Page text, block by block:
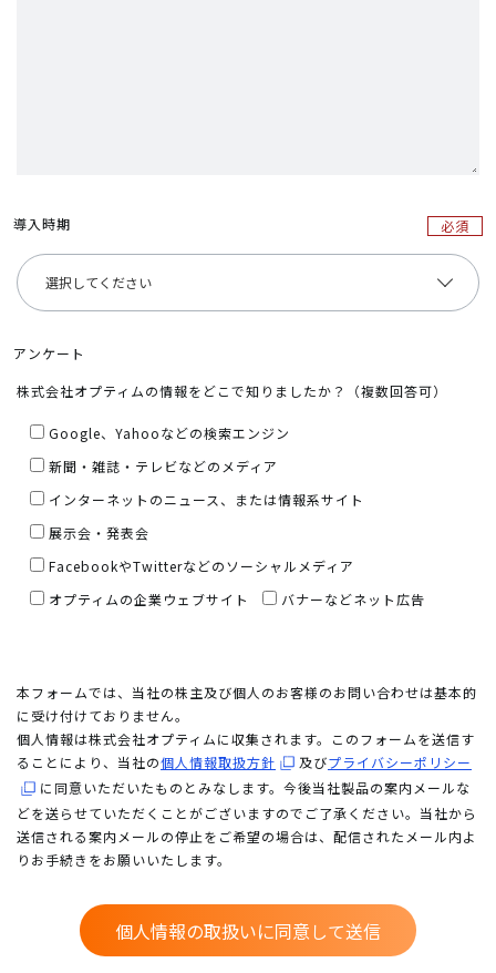
導入時期 必須
アンケート
株式会社オプティムの情報をどこで知りましたか？（複数回答可）
Google、Yahooなどの検索エンジン
新聞・雑誌・テレビなどのメディア
インターネットのニュース、または情報系サイト
展示会・発表会
FacebookやTwitterなどのソーシャルメディア
オプティムの企業ウェブサイト
バナーなどネット広告
本フォームでは、当社の株主及び個人のお客様のお問い合わせは基本的
に受け付けておりません。
個人情報は株式会社オプティムに収集されます。このフォームを送信す
ることにより、当社の個人情報取扱方針 及びプライバシーポリシー
に同意いただいたものとみなします。今後当社製品の案内メールな
どを送らせていただくことがございますのでご了承ください。当社から
送信される案内メールの停止をご希望の場合は、配信されたメール内よ
りお手続きをお願いいたします。
個人情報の取扱いに同意して送信